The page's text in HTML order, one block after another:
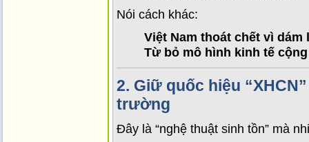
Nói cách khác:
Việt Nam thoát chết vì dám
Từ bỏ mô hình kinh tế
2. Giữ quốc hiệu
trường
Đây là “nghệ thuật sinh tồn” mà